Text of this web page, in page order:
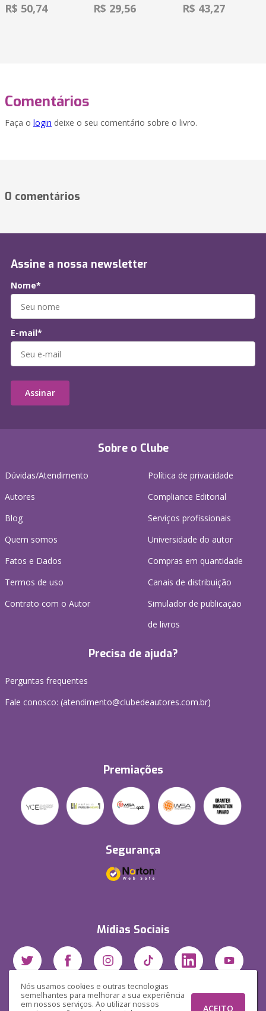
Nós usamos cookies e outras tecnologias
semelhantes para melhorar a sua experiência
em nossos serviços. Ao utilizar nossos
ACEITO
R$ 50,74 R$ 29,56 R$ 43,27
Comentários
Faça o login deixe o seu comentário sobre o livro.
0 comentários
Sobre o Clube
Dúvidas/Atendimento
Autores
Blog
Quem somos
Fatos e Dados
Termos de uso
Contrato com o Autor
Política de privacidade
Compliance Editorial
Serviços profissionais
Universidade do autor
Compras em quantidade
Canais de distribuição
Simulador de publicação
de livros
Precisa de ajuda?
Perguntas frequentes
Fale conosco: (atendimento@clubedeautores.com.br)
Premiações
Segurança
Mídias Sociais
Assine a nossa newsletter
Nome*
E-mail*
Assinar